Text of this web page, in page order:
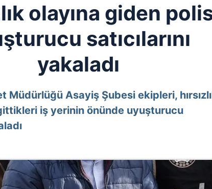
olayına giden
satıcılarını
yakaladı
Müdürlüğü Asayiş Şubesi ekipleri,
iş yerinin önünde uyuşturucu